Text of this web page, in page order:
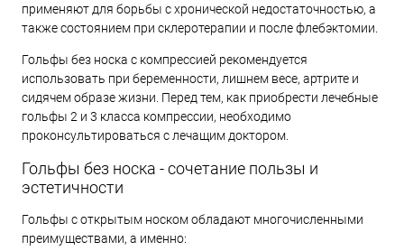
применяют для борьбы с хронической недостаточностью, а
также состоянием при склеротерапии и после флебэктомии.
Гольфы без носка с компрессией рекомендуется
использовать при беременности, лишнем весе, артрите и
сидячем образе жизни. Перед тем, как приобрести лечебные
гольфы 2 и 3 класса компрессии, необходимо
проконсультироваться с лечащим доктором.
Гольфы без носка - сочетание пользы и
эстетичности
Гольфы с открытым носком обладают многочисленными
преимуществами, а именно: